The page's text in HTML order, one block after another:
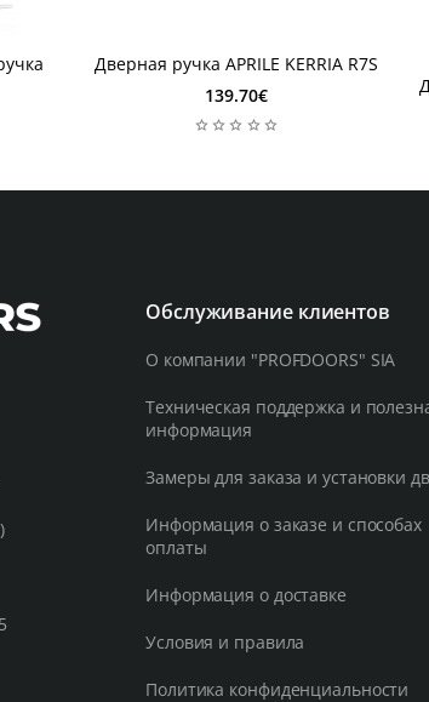
Дверная ручка APRILE KERRIA R7S
139.70€
Обслуживание клиентов
О компании "PROFDOORS" SIA
Техническая поддержка и
информация
Замеры для заказа и установки
Информация о заказе и способах
оплаты
Информация о доставке
Условия и правила
Политика конфиденциальности